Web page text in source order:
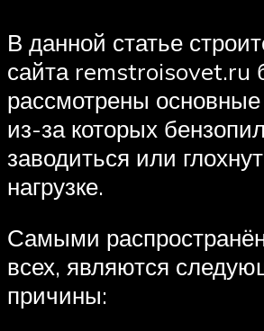
В данной статье
сайта remstroisovet.ru
рассмотрены
из-за которых
заводиться или
нагрузке.
Самыми
всех, являются
причины: